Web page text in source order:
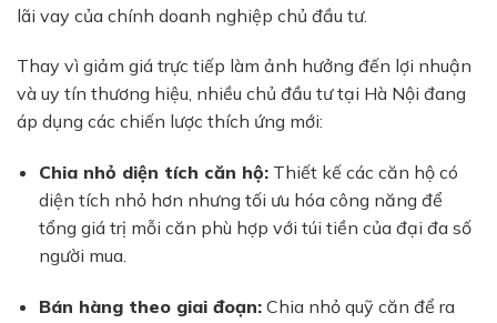
lãi vay của chính doanh nghiệp chủ đầu tư.
Thay vì giảm giá trực tiếp làm ảnh hưởng đến lợi nhuận
và uy tín thương hiệu, nhiều chủ đầu tư tại Hà Nội đang
áp dụng các chiến lược thích ứng mới:
Chia nhỏ diện tích căn hộ: Thiết kế các căn hộ có
diện tích nhỏ hơn nhưng tối ưu hóa công năng để
tổng giá trị mỗi căn phù hợp với túi tiền của đại đa số
người mua.
Bán hàng theo giai đoạn: Chia nhỏ quỹ căn để ra